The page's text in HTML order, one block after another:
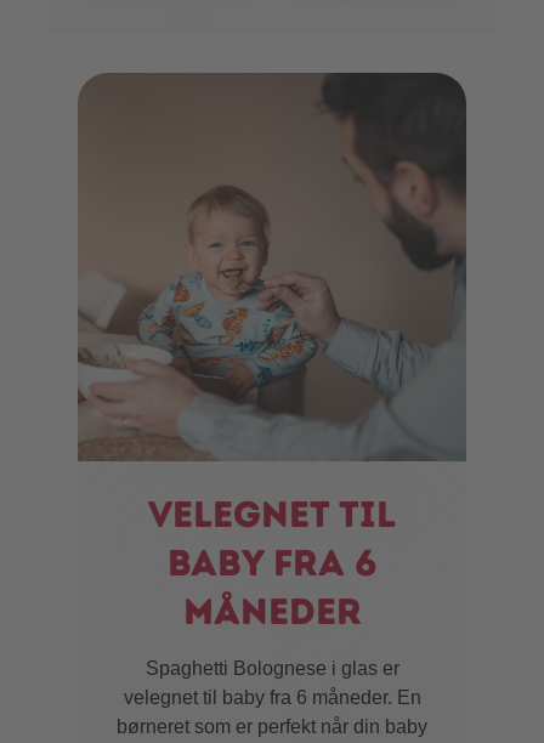
Velegnet til
baby fra 6
måneder
Spaghetti Bolognese i glas er
velegnet til baby fra 6 måneder. En
børneret som er perfekt når din baby